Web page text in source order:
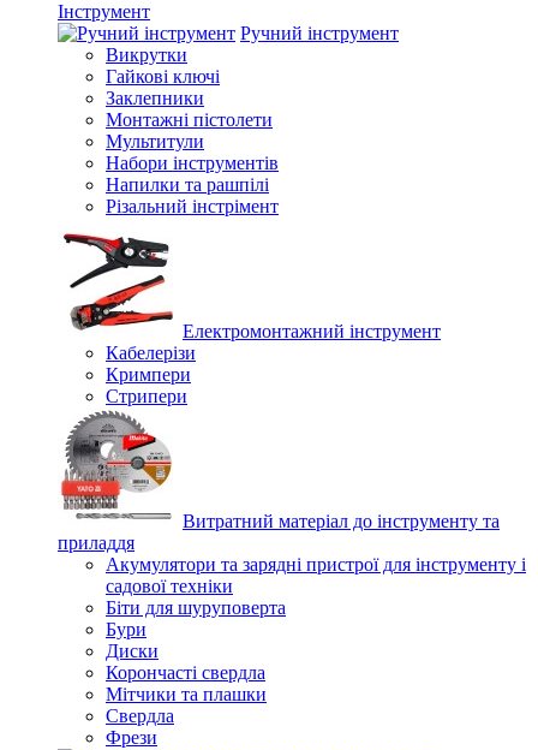
Інструмент
Ручний інструмент
Викрутки
Гайкові ключі
Заклепники
Монтажні пістолети
Мультитули
Набори інструментів
Напилки та рашпілі
Різальний інстрімент
Електромонтажний інструмент
Кабелерізи
Кримпери
Стрипери
Витратний матеріал до інструменту та
приладдя
Акумулятори та зарядні пристрої для інструменту і
садової техніки
Біти для шуруповерта
Бури
Диски
Корончасті свердла
Мітчики та плашки
Свердла
Фрези